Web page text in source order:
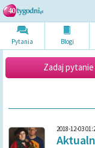
Pytania Blogi
Zadaj pytanie
2018-12-03